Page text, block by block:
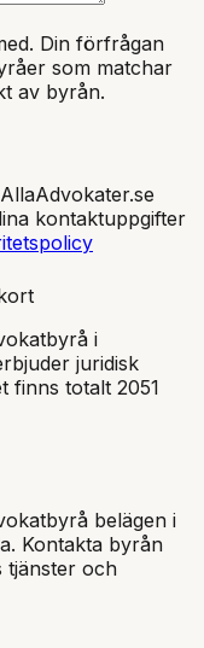
Din förfrågan
som matchar
av byrån.
kontaktuppgifter
i
juridisk
finns totalt 2051
belägen i
Kontakta byrån
tjänster och